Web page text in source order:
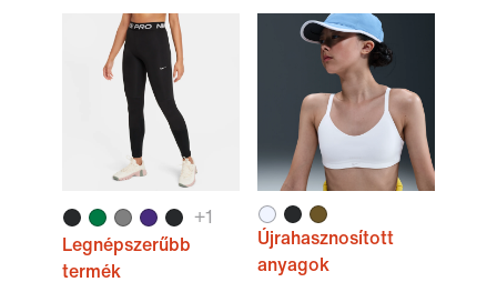
+1
Legnépszerűbb
termék
Újrahasznosított
anyagok